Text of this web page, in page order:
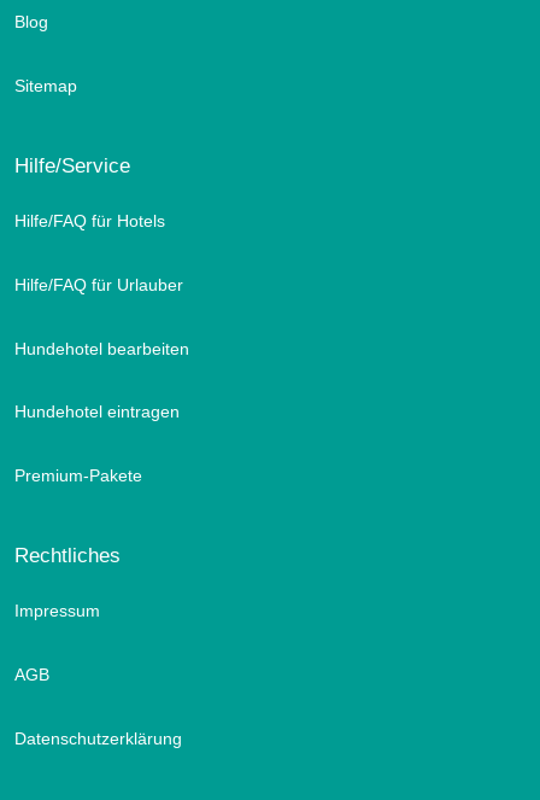
Blog
Sitemap
Hilfe/Service
Hilfe/FAQ für Hotels
Hilfe/FAQ für Urlauber
Hundehotel bearbeiten
Hundehotel eintragen
Premium-Pakete
Rechtliches
Impressum
AGB
Datenschutzerklärung